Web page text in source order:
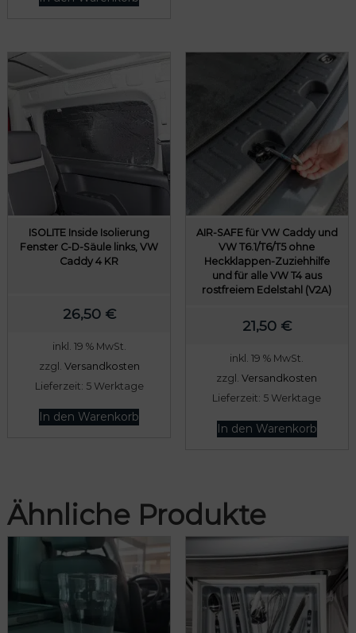
ISOLITE Inside Isolierung
Fenster C-D-Säule links, VW
Caddy 4 KR
26,50 €
inkl. 19 % MwSt.
zzgl. Versandkosten
Lieferzeit: 5 Werktage
In den Warenkorb
AIR-SAFE für VW Caddy und
VW T6.1/T6/T5 ohne
Heckklappen-Zuziehhilfe
und für alle VW T4 aus
rostfreiem Edelstahl (V2A)
21,50 €
inkl. 19 % MwSt.
zzgl.Versandkosten
Lieferzeit: 5 Werktage
In den Warenkorb
Ähnliche Produkte